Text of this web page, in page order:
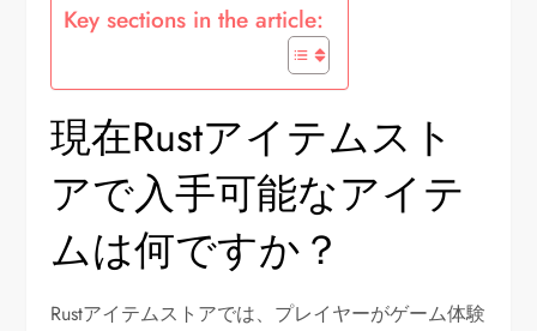
Key sections in the article:
現在Rustアイテムスト
アで入手可能なアイテ
ムは何ですか？
Rustアイテムストアでは、プレイヤーがゲーム体験